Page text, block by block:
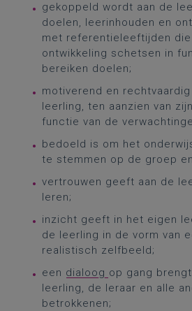
gekoppeld wordt aan de
doelen, leerinhouden en
met referentieleeftijden
ontwikkeling schetsen in
bereiken doelen;
motiverend en
leerling, ten aanzien van
functie van de
bedoeld is om het
te stemmen op de groep
vertrouwen geeft aan de
leren;
inzicht geeft in het eigen
de leerling in de vorm van
realistisch zelfbeeld;
een dialoog op gang
leerling, de leraar en alle
betrokkenen;